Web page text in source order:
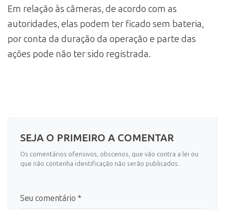
Em relação às câmeras, de acordo com as
autoridades, elas podem ter ficado sem bateria,
por conta da duração da operação e parte das
ações pode não ter sido registrada.
SEJA O PRIMEIRO A COMENTAR
Os comentários ofensivos, obscenos, que vão contra a lei ou
que não contenha identificação não serão publicados.
Seu comentário *